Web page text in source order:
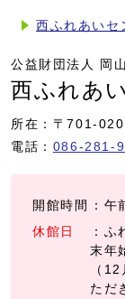
西ふれあいセ
公益財団法人 岡
西ふれあ
所在：〒701-
電話： 086-281-
開館時間
：
休館日
：
末年
（
ただ